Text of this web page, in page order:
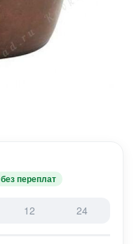
без переплат
12 24